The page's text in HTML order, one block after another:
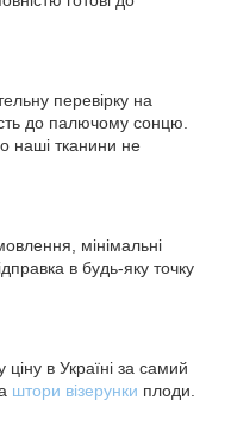
перевірку на
до палючому сонцю.
наші тканини не
мінімальні
в будь-яку точку
в Україні за самий
штори візерунки плоди.